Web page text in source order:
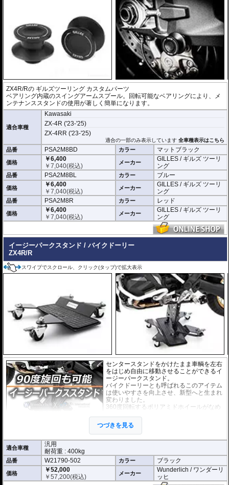
ZX4R/Rの ギルズツーリング カスタムパーツ
ベアリング内蔵のスイングアームスプール。回転可能なベアリングにより、メ
ンテナンススタンドの使用が著しく簡単になります。
適合車種
Kawasaki
ZX-4R ('23-'25)
ZX-4RR ('23-'25)
適合の一部のみ表示しています全車種表示はこちら
品番 PSA2M8BD カラー マットブラック
価格
￥6,400
￥7,040(税込) メーカー
GILLES / ギルズ ツーリ
ング
品番 PSA2M8BL カラー ブルー
価格
￥6,400
￥7,040(税込) メーカー
GILLES / ギルズ ツーリ
ング
品番 PSA2M8R カラー レッド
価格
￥6,400
￥7,040(税込) メーカー
GILLES / ギルズ ツーリ
ング
イージーパークスタンド / バイクドーリー
ZX4R/R
スワイプでスクロール、クリック(タップ)で拡大表示
センタースタンドをかけたまま車輌を左右
をはじめ自由に移動させることができるイ
ージーパークスタンド。
バイクドーリーとも呼ばれるこのアイテム
は使いやすさを向上させ、新型へと生まれ
変わりました。
360度回転するポリアミドホイールがなめ
ません。女性の方でも簡単に扱えます。イ
ージーパークスタンドの車輪にはロックシ
ステムが2箇所搭載。
またセンタースタンドを立てる際に滑り止めとしてプレートにラバーシートが
設置されて安全面にも高い信頼性があります。
狭い空間での車輌保管には威力を発揮するでしょう。
※商品説明の動画は旧型製品です。使用方法は変わりません。
つづきを見る
適合車種
汎用
耐荷重 : 400kg
品番 W21790-502 カラー ブラック
価格
￥52,000
￥57,200(税込) メーカー
Wunderlich / ワンダーリ
ッヒ